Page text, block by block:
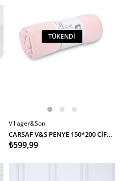
TÜKENDI
Villager&Son
ÇARŞAF V&S PENYE 150*200 ÇİFT KİŞİLİK (MDL) PEMBE
₺599,99